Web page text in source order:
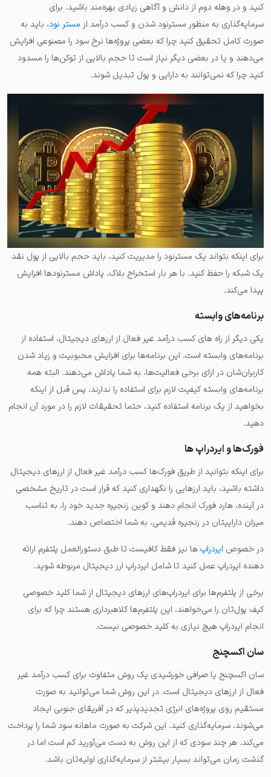
کنید و در وهله دوم از دانش و آگاهی زیادی بهره‌مند باشید. برای
سرمایه‌گذاری به منظور مسترنود شدن و کسب درآمد از مستر نود، باید به
صورت کامل تحقیق کنید چرا که بعضی پروژه‌ها نرخ سود را مصنوعی افزایش
می‌دهند و یا در بعضی دیگر نیاز است تا حجم بالایی از توکن‌ها را مسدود
کنید چرا که نمی‌توانند به دارایی و پول تبدیل شوند.
برای اینکه بتواند یک مسترنود را مدیریت کنید، باید حجم بالایی از پول نقد
یک شبکه را حفظ کنید. با هر بار استخراج بلاک، پاداش مسترنودها افزایش
پیدا می‌کند.
برنامه‌های وابسته
یکی دیگر از راه های کسب درآمد غیر فعال از ارزهای دیجیتال، استفاده از
برنامه‌های وابسته است. این برنامه‌ها برای افزایش محبوبیت و زیاد شدن
کاربران‌شان در ازای برخی فعالیت‌ها، به شما پاداش می‌دهند. البته همه
برنامه‌های وابسته کیفیت لازم برای استفاده را ندارند، پس قبل از اینکه
بخواهید از یک برنامه استفاده کنید، حتما تحقیقات لازم را در مورد آن انجام
دهید.
فورک‌ها و ایردراپ ها
برای اینکه بتوانید از طریق فورک‌ها کسب درآمد غیر فعال از ارزهای دیجیتال
داشته باشید، باید ارزهایی را نگهداری کنید که قرار است در تاریخ مشخصی
در آینده، هارد فورک انجام دهند و کوین زنجیره جدید خود را، به تناسب
میزان داراییتان در زنجیره قدیمی، به شما اختصاص دهند.
در خصوص ایردراپها نیز فقط کافیست تا طبق دستورالعمل پلتفرم ارائه
دهنده ایردراپ عمل کنید تا شامل ایردراپ ارز دیجیتال مربوطه شوید.
برخی از پلتفرم‌ها برای ایردراپ‌های ارزهای دیجیتال از شما کلید خصوصی
کیف پول‌تان را می‌خواهند، این پلتفرم‌ها کلاهبرداری هستند چرا که برای
انجام ایردراپ هیچ نیازی به کلید خصوصی نیست.
سان اکسچنج
سان اکسچنج یا صرافی خورشیدی یک روش متفاوت برای کسب درآمد غیر
فعال از ارزهای دیجیتال است. در این روش شما می‌توانید به صورت
مستقیم روی پروژه‌های انرژی تجدیدپذیر که در آفریقای جنوبی ایجاد
می‌شوند، سرمایه‌گذاری کنید. این شرکت به صورت ماهانه سود شما را پرداخت
می‌کند. هر چند سودی که از این روش به دست می‌آورید کم است اما در
گذشت زمان می‌تواند بسیار بیشتر از سرمایه‌گذاری اولیه‌تان باشد.